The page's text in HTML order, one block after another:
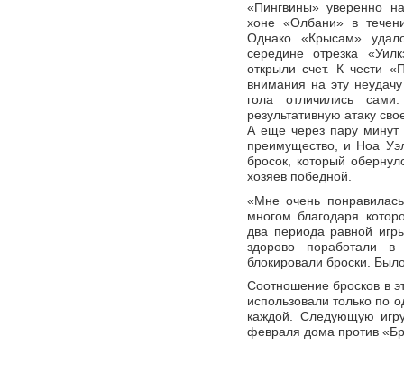
«Пингвины» уверенно
хоне «Олбани» в
Однако «Крысам»
середине отрезка
открыли счет. К чести
внимания на эту
гола отличились
результативную атаку
А еще через пару минут
преимущество, и Ноа
бросок, который
хозяев победной.
«Мне очень
многом благодаря
два периода равной
здорово поработали
блокировали броски.
Соотношение бросков в
использовали только по
каждой. Следующую
февраля дома против